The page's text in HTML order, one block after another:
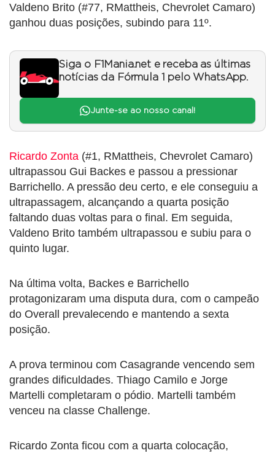
Valdeno Brito (#77, RMattheis, Chevrolet Camaro)
ganhou duas posições, subindo para 11º.
Siga o F1Mania.net e receba as últimas
notícias da Fórmula 1 pelo WhatsApp.
Junte-se ao nosso canal!
Ricardo Zonta (#1, RMattheis, Chevrolet Camaro)
ultrapassou Gui Backes e passou a pressionar
Barrichello. A pressão deu certo, e ele conseguiu a
ultrapassagem, alcançando a quarta posição
faltando duas voltas para o final. Em seguida,
Valdeno Brito também ultrapassou e subiu para o
quinto lugar.
Na última volta, Backes e Barrichello
protagonizaram uma disputa dura, com o campeão
do Overall prevalecendo e mantendo a sexta
posição.
A prova terminou com Casagrande vencendo sem
grandes dificuldades. Thiago Camilo e Jorge
Martelli completaram o pódio. Martelli também
venceu na classe Challenge.
Ricardo Zonta ficou com a quarta colocação,